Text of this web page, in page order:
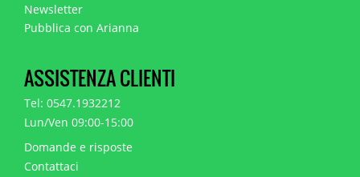
Newsletter
Pubblica con Arianna
ASSISTENZA CLIENTI
Tel: 0547.1932212
Lun/Ven 09:00-15:00
Domande e risposte
Contattaci